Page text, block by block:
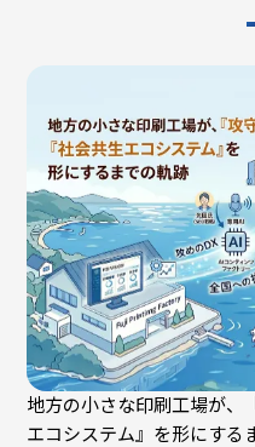
地方の小さな印刷工場が、
エコシステム』を形にする